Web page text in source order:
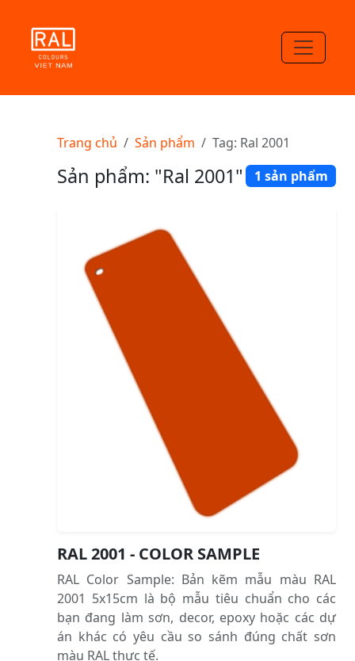
Trang chủ Sản phẩm Tag: Ral 2001
Sản phẩm: "Ral 2001" 1 sản phẩm
RAL 2001 - COLOR SAMPLE
RAL Color Sample: Bản kẽm mẫu màu RAL
2001 5x15cm là bộ mẫu tiêu chuẩn cho các
bạn đang làm sơn, decor, epoxy hoặc các dự
án khác có yêu cầu so sánh đúng chất sơn
màu RAL thực tế.